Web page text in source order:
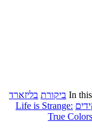
In ביקורת בליזארד
Life is Strange:
True Colors